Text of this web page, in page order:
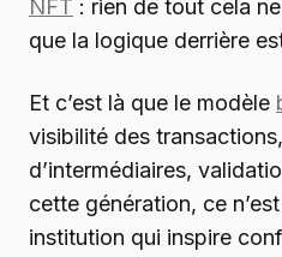
NFT : rien de tout cela
que la logique derrière
Et c’est là que le modèle
visibilité des
d’intermédiaires,
cette génération, ce
institution qui inspire